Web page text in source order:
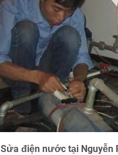
Sửa điện nước tại Nguyễn